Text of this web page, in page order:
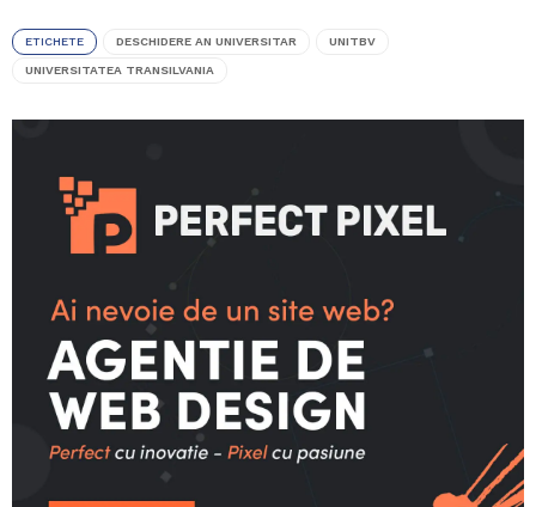
ETICHETE DESCHIDERE AN UNIVERSITAR UNITBV
UNIVERSITATEA TRANSILVANIA